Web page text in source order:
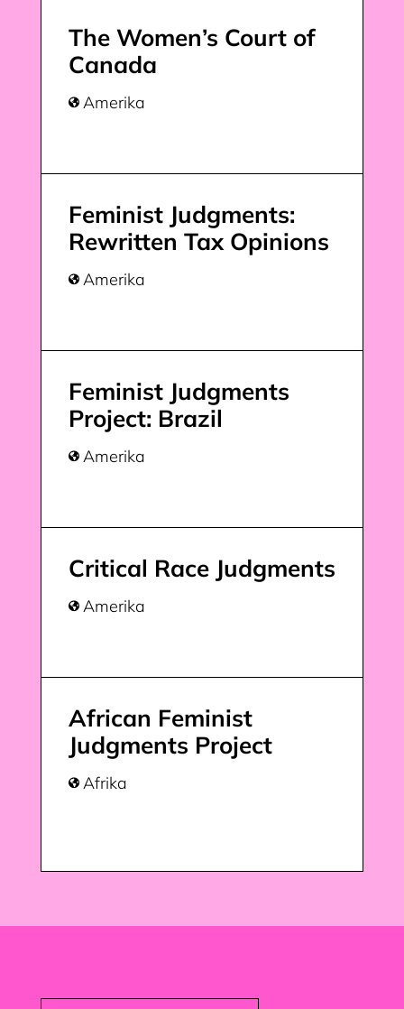
The Women’s Court of
Canada
 Amerika
Feminist Judgments:
Rewritten Tax Opinions
 Amerika
Feminist Judgments
Project: Brazil
 Amerika
Critical Race Judgments
 Amerika
African Feminist
Judgments Project
 Afrika